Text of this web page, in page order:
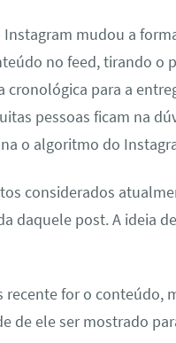
Instagram mudou a
no feed, tirando o
cronológica para a
pessoas ficam na
o algoritmo do
considerados
daquele post. A ideia de
recente for o conteúdo,
de ele ser mostrado